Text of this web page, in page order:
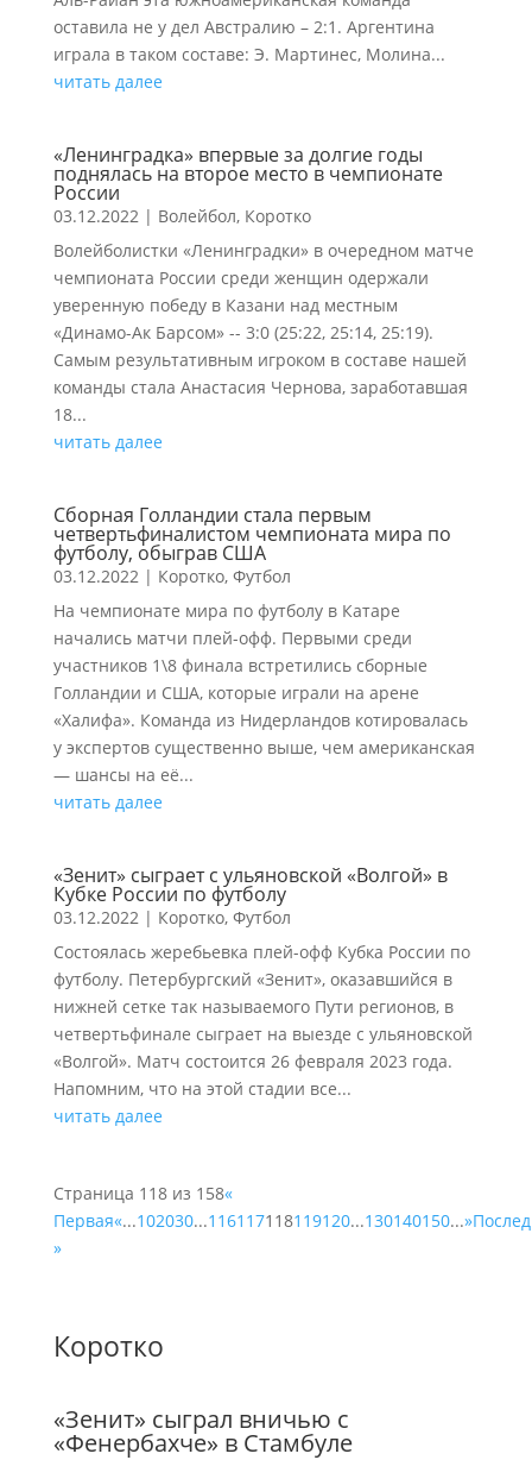
оставила не у дел Австралию – 2:1. Аргентина
играла в таком составе: Э. Мартинес, Молина...
читать далее
«Ленинградка» впервые за долгие годы
поднялась на второе место в чемпионате
России
03.12.2022| Волейбол, Коротко
Волейболистки «Ленинградки» в очередном матче
чемпионата России среди женщин одержали
уверенную победу в Казани над местным
«Динамо-Ак Барсом» -- 3:0 (25:22, 25:14, 25:19).
Самым результативным игроком в составе нашей
команды стала Анастасия Чернова, заработавшая
18...
читать далее
Сборная Голландии стала первым
четвертьфиналистом чемпионата мира по
футболу, обыграв США
03.12.2022| Коротко, Футбол
На чемпионате мира по футболу в Катаре
начались матчи плей-офф. Первыми среди
участников 1\8 финала встретились сборные
Голландии и США, которые играли на арене
«Халифа». Команда из Нидерландов котировалась
у экспертов существенно выше, чем американская
— шансы на её...
читать далее
«Зенит» сыграет с ульяновской «Волгой» в
Кубке России по футболу
03.12.2022| Коротко, Футбол
Состоялась жеребьевка плей-офф Кубка России по
футболу. Петербургский «Зенит», оказавшийся в
нижней сетке так называемого Пути регионов, в
четвертьфинале сыграет на выезде с ульяновской
«Волгой». Матч состоится 26 февраля 2023 года.
Напомним, что на этой стадии все...
читать далее
Страница 118 из 158«
Первая«...102030...116117118119120...130140150...»
»
Коротко
«Зенит» сыграл вничью с
«Фенербахче» в Стамбуле